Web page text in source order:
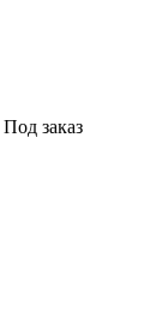
Под заказ